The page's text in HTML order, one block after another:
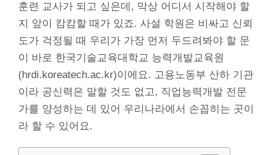
훈련 교사가 되고 싶은데, 막상 어디서 시작해야 할
지 앞이 캄캄할 때가 있죠. 사설 학원은 비싸고 신뢰
도가 걱정될 때 우리가 가장 먼저 두드려봐야 할 문
이 바로 한국기술교육대학교 능력개발교육원
(hrdi.koreatech.ac.kr)이에요. 고용노동부 산하 기관
이라 공신력은 말할 것도 없고, 직업능력개발 전문
가를 양성하는 데 있어 우리나라에서 손꼽히는 곳이
라 할 수 있어요.